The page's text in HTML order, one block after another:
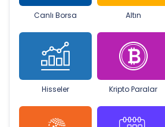
Canlı Borsa Altın
Hisseler Kripto Paralar